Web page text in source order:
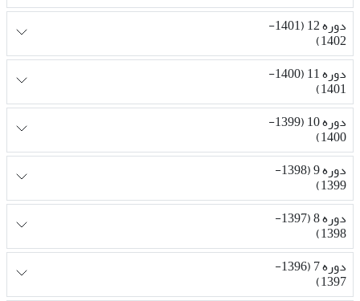
دوره 12 (1401-
1402)
دوره 11 (1400-
1401)
دوره 10 (1399-
1400)
دوره 9 (1398-
1399)
دوره 8 (1397-
1398)
دوره 7 (1396-
1397)